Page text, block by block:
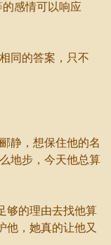
的感情可以响应
同的答案，只不
静，想保住他的名
地步，今天他总算
的理由去找他算
他，她真的让他又